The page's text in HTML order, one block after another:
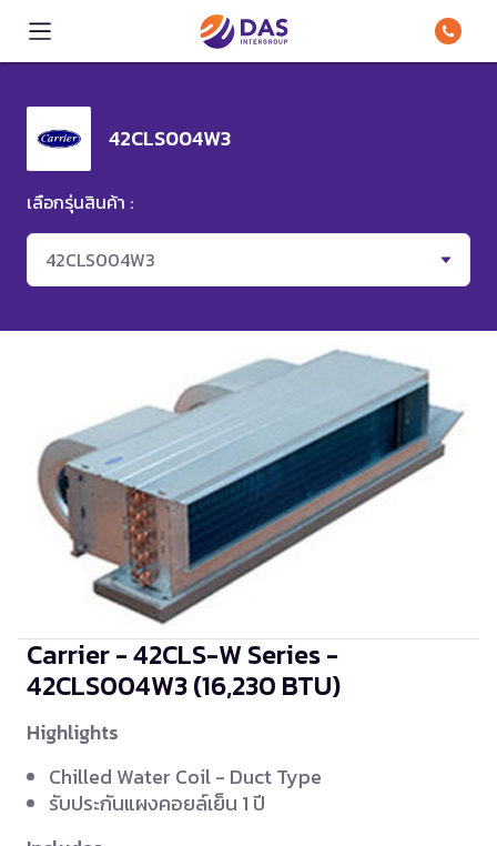
42CLS004W3
เลือกรุ่นสินค้า :
42CLS004W3
Carrier - 42CLS-W Series -
42CLS004W3(16,230 BTU)
Highlights
Chilled Water Coil - Duct Type
รับประกันแผงคอยล์เย็น 1 ปี